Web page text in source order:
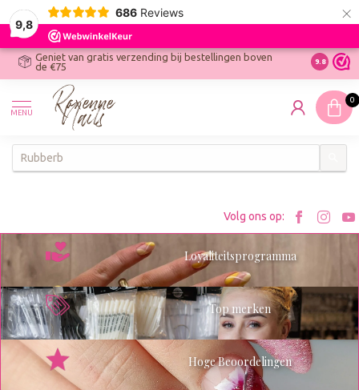
9,8
686 Reviews ×
Geniet van gratis verzending bij bestellingen boven
de €75
Ontdek
9.8
MENU
0
Volg ons op:
Bezoek
Loyaliteitsprogramma
Top merken
Hoge Beoordelingen